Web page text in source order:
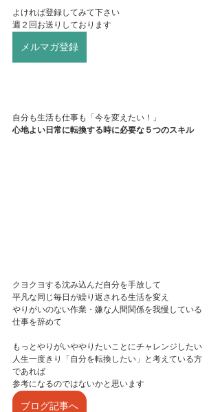
よければ登録してみて下さい
週２回お送りしております
メルマガ登録
自分も生活も仕事も「今を変えたい！」
心地よい日常に転換する時に必要な５つのスキル
クヨクヨする沈み込んだ自分を手放して
平凡な同じ毎日が繰り返される生活を変え
やりがいのない作業・嫌な人間関係を我慢している
仕事を辞めて
もっとやりがいややりたいことにチャレンジしたい
人生一度きり「自分を転換したい」と考えている方
であれば
参考になるのではないかと思います
ブログ記事へ